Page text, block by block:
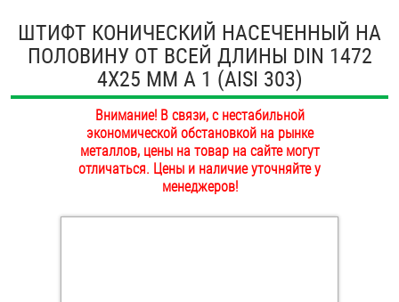
ПОКУПАТЕЛЯМ
ОПЛАТА И ДОСТАВКА
НАШИ МАГАЗИНЫ
Болты и винты
Дюбели
Дюймовый крепёж
ШТИФТ КОНИЧЕСКИЙ НАСЕЧЕННЫЙ НА
ПОЛОВИНУ ОТ ВСЕЙ ДЛИНЫ DIN 1472
4Х25 ММ А 1 (AISI 303)
Внимание! В связи, с нестабильной
экономической обстановкой на рынке
металлов, цены на товар на сайте могут
отличаться. Цены и наличие уточняйте у
менеджеров!